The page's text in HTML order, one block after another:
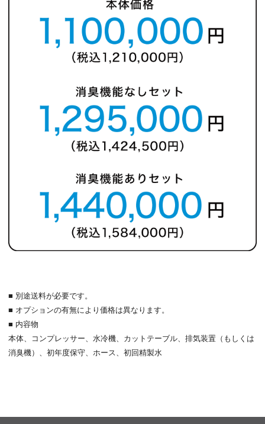
■ 別途送料が必要です。
■ オプションの有無により価格は異なります。
■ 内容物
本体、コンプレッサー、水冷機、カットテーブル、排気装置（もしくは
消臭機）、初年度保守、ホース、初回精製水